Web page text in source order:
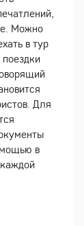
Можно
в тур
Для
в